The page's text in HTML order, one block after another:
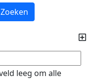
Zoeken
leeg om alle